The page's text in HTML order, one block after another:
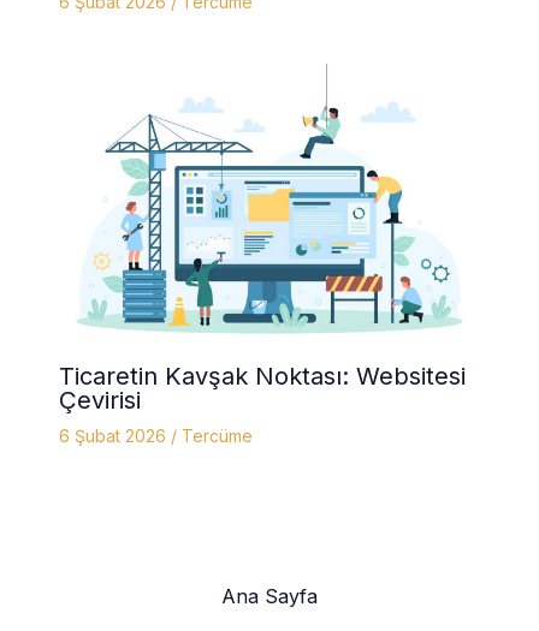
Ticaretin Kavşak Noktası: Websitesi
Çevirisi
6 Şubat 2026 / Tercüme
Ana Sayfa